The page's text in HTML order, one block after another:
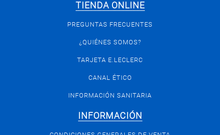
TIENDA ONLINE
PREGUNTAS FRECUENTES
¿QUIÉNES SOMOS?
TARJETA E.LECLERC
CANAL ÉTICO
INFORMACIÓN SANITARIA
INFORMACIÓN